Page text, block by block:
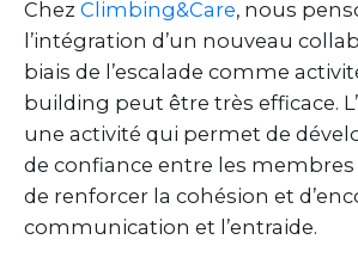
Chez Climbing&Care, nous
l’intégration d’un nouveau
biais de l’escalade comme
building peut être très efficace.
une activité qui permet de
de confiance entre les membres
de renforcer la cohésion et
communication et l’entraide.